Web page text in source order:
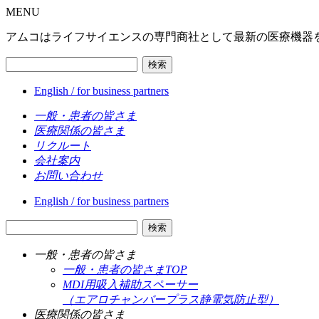
MENU
アムコはライフサイエンスの専門商社として最新の医療機器
検索
English / for business partners
一般・患者の皆さま
医療関係の皆さま
リクルート
会社案内
お問い合わせ
English / for business partners
検索
一般・患者の皆さま
一般・患者の皆さまTOP
MDI用吸入補助スペーサー
（エアロチャンバープラス静電気防止型）
医療関係の皆さま